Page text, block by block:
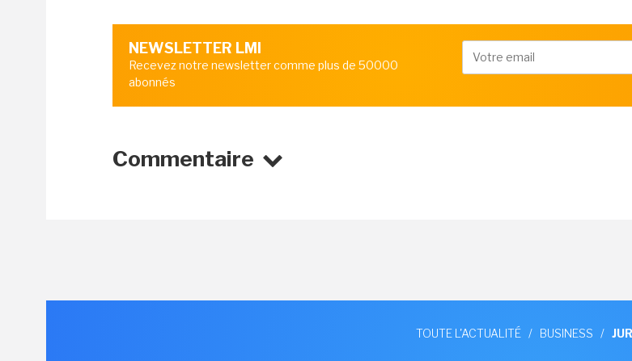
NEWSLETTER LMI
Recevez notre newsletter comme plus de 50000
abonnés
Commentaire
TOUTE L'ACTUALITÉ / BUSINESS /